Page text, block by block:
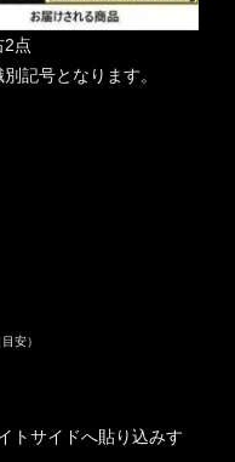
点
記号となります。
助手席側
安）
トサイドへ貼り込みす